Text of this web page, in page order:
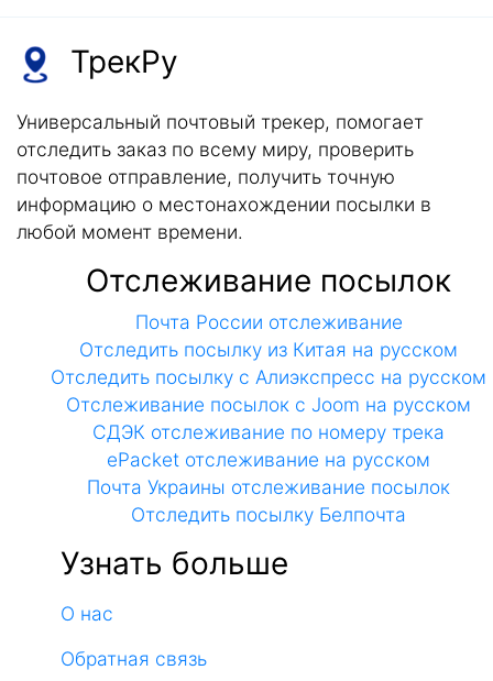
ТрекРу
Универсальный почтовый трекер, помогает
отследить заказ по всему миру, проверить
почтовое отправление, получить точную
информацию о местонахождении посылки в
любой момент времени.
Отслеживание посылок
Почта России отслеживание
Отследить посылку из Китая на русском
Отследить посылку с Алиэкспресс на русском
Отслеживание посылок с Joom на русском
СДЭК отслеживание по номеру трека
ePacket отслеживание на русском
Почта Украины отслеживание посылок
Отследить посылку Белпочта
Узнать больше
О нас
Обратная связь